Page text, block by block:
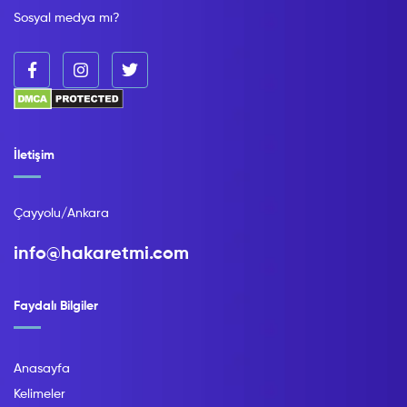
Sosyal medya mı?
Faydalı Bilgiler
Anasayfa
Kelimeler
İletişim
Çayyolu/Ankara
info@hakaretmi.com